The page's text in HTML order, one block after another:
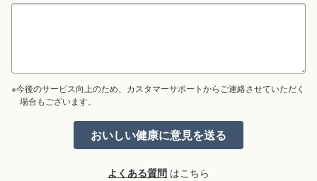
※今後のサービス向上のため、カスタマーサポートからご連絡させていただく
場合もございます。
よくある質問 はこちら